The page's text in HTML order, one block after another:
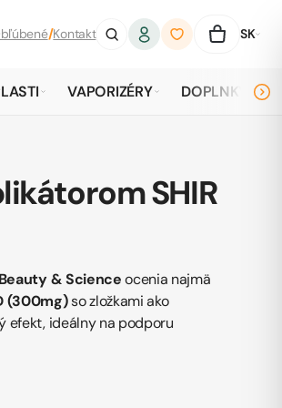
/Kontakt SK
VAPORIZÉRY DOPLNKY
SHIR
Beauty & Scienceocenia najmä
(300mg)so zložkami ako
efekt, ideálny na podporu